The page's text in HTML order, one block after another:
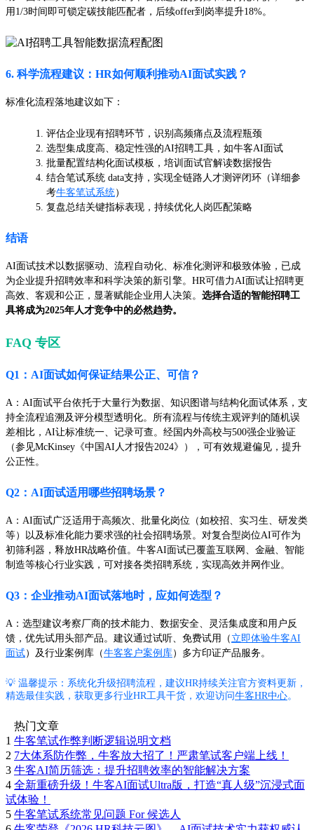
用1/3时间即可锁定碳技能匹配者，后续offer到岗率提升18%。
6. 科学流程建议：HR如何顺利推动AI面试实践？
标准化流程落地建议如下：
评估企业现有招聘环节，识别高频痛点及流程瓶颈
选型集成度高、稳定性强的AI招聘工具，如牛客AI面试
批量配置结构化面试模板，培训面试官解读数据报告
结合笔试系统 data支持，实现全链路人才测评闭环（详细参
考牛客笔试系统）
复盘总结关键指标表现，持续优化人岗匹配策略
结语
AI面试技术以数据驱动、流程自动化、标准化测评和极致体验，已成
为企业提升招聘效率和科学决策的新引擎。HR可借力AI面试让招聘更
高效、客观和公正，显著赋能企业用人决策。 选择合适的智能招聘工
具将成为2025年人才竞争中的必然趋势。
FAQ 专区
Q1：AI面试如何保证结果公正、可信？
A：AI面试平台依托于大量行为数据、知识图谱与结构化面试体系，支
持全流程追溯及评分模型透明化。所有流程与传统主观评判的随机误
差相比，AI让标准统一、记录可查。经国内外高校与500强企业验证
（参见McKinsey《中国AI人才报告2024》），可有效规避偏见，提升
公正性。
Q2：AI面试适用哪些招聘场景？
A：AI面试广泛适用于高频次、批量化岗位（如校招、实习生、研发类
等）以及标准化能力要求强的社会招聘场景。对复合型岗位AI可作为
初筛利器，释放HR战略价值。牛客AI面试已覆盖互联网、金融、智能
制造等核心行业实践，可对接各类招聘系统，实现高效并网作业。
Q3：企业推动AI面试落地时，应如何选型？
A：选型建议考察厂商的技术能力、数据安全、灵活集成度和用户反
馈，优先试用头部产品。建议通过试听、免费试用（ 立即体验牛客AI
面试）及行业案例库（牛客客户案例库）多方印证产品服务。
💡 温馨提示：系统化升级招聘流程，建议HR持续关注官方资料更新，
精选最佳实践，获取更多行业HR工具干货，欢迎访问牛客HR中心。
热门文章
1 牛客笔试作弊判断逻辑说明文档
2 7大体系防作弊，牛客放大招了！严肃笔试客户端上线！
3 牛客AI简历筛选：提升招聘效率的智能解决方案
4 全新重磅升级！牛客AI面试Ultra版，打造“真人级”沉浸式面
试体验！
5 牛客笔试系统常见问题 For 候选人